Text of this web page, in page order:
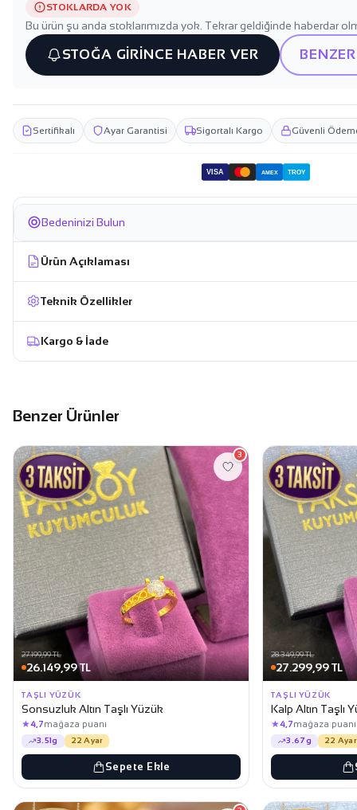
STOKLARDA YOK
Bu ürün şu anda stoklarımızda yok. Tekrar geldiğinde haberdar
STOĞA GİRİNCE HABER VER
Sertifikalı Ayar Garantisi Sigortalı Kargo Güvenli
VISA AMEX TROY
Bedeninizi Bulun
Ürün Açıklaması
Teknik Özellikler
Kargo & İade
Benzer Ürünler
27.199,99 TL
26.149,99 TL
3
TAŞLI YÜZÜK
Sonsuzluk Altın Taşlı Yüzük
★4,7mağaza puanı
3.51g 22 Ayar
Sepete Ekle
28.349,99 TL
27.299,99 TL
TAŞLI YÜZÜK
Kalp Altın Taşlı
★4,7mağaza puanı
3.67g 22 Ayar